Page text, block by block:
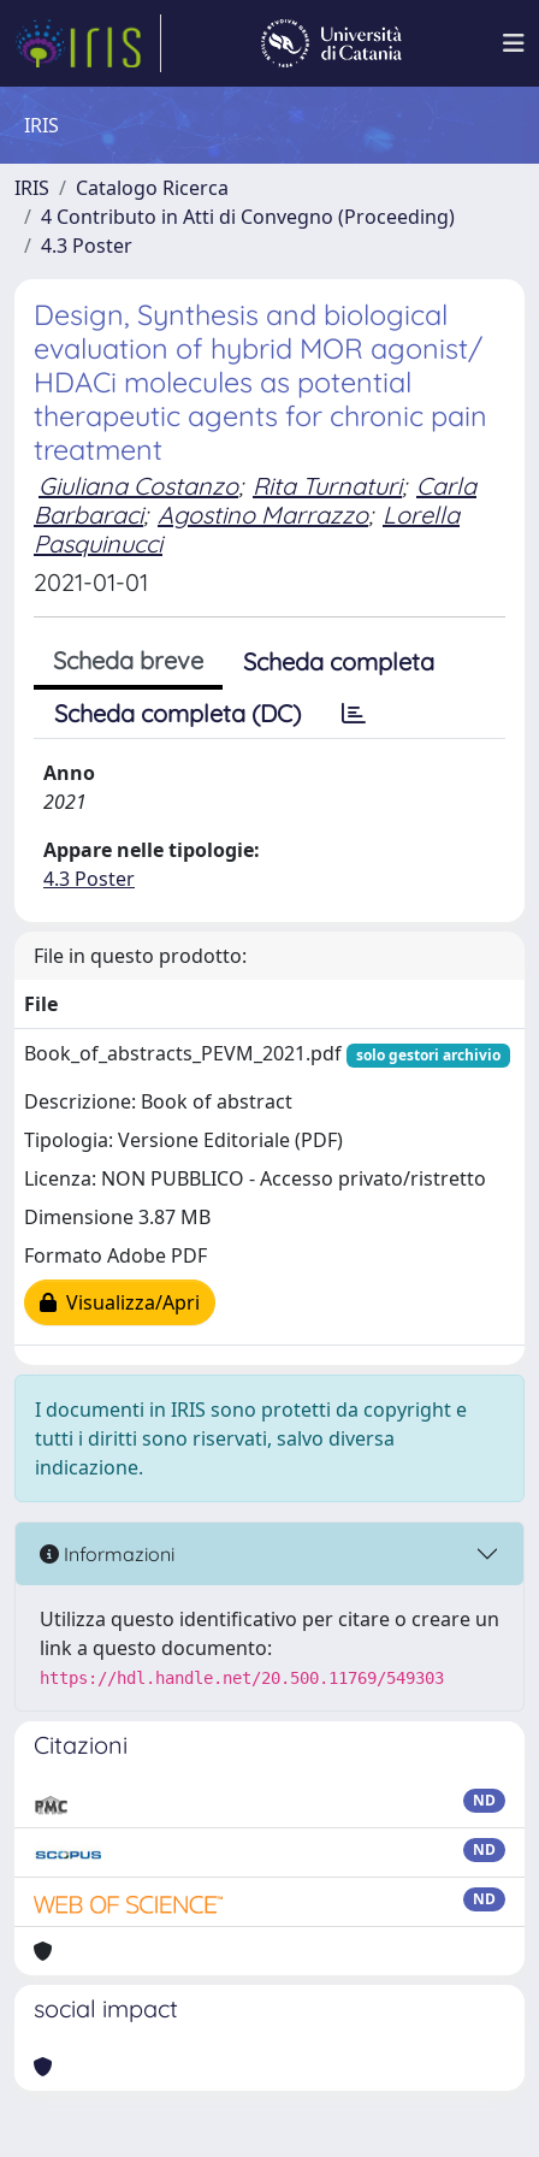
IRIS
IRIS
Catalogo Ricerca
4 Contributo in Atti di Convegno (Proceeding)
4.3 Poster
Design, Synthesis and biological
evaluation of hybrid MOR agonist/
HDACi molecules as potential
therapeutic agents for chronic pain
treatment
Giuliana Costanzo; Rita Turnaturi; Carla
Barbaraci; Agostino Marrazzo; Lorella
Pasquinucci
2021-01-01
Scheda breve
Scheda completa
Scheda completa (DC)
Anno
2021
Appare nelle tipologie:
4.3 Poster
File in questo prodotto:
File
Book_of_abstracts_PEVM_2021.pdf
solo gestori archivio
Descrizione: Book of abstract
Tipologia: Versione Editoriale (PDF)
Licenza: NON PUBBLICO - Accesso privato/ristretto
Dimensione 3.87 MB
Formato Adobe PDF
Visualizza/Apri
I documenti in IRIS sono protetti da copyright e
tutti i diritti sono riservati, salvo diversa
indicazione.
Informazioni
Utilizza questo identificativo per citare o creare un
link a questo documento:
https://hdl.handle.net/20.500.11769/549303
Citazioni
ND
ND
ND
social impact